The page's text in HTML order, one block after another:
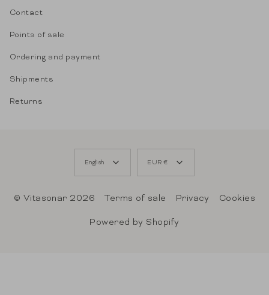
Contact
Points of sale
Ordering and payment
Shipments
Returns
LANGUAGE
English CURRENCY
EUR €
© Vitasonar 2026 Terms of sale Privacy
Cookies
Powered by Shopify